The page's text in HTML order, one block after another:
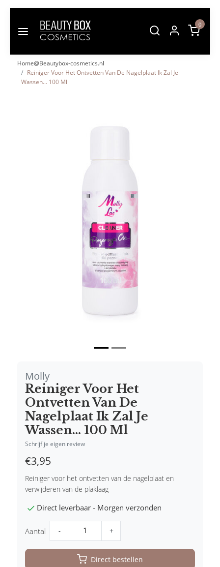
0
Home@Beautybox-cosmetics.nl
Reiniger Voor Het Ontvetten Van De Nagelplaat Ik Zal Je
Wassen... 100 Ml
Molly
Reiniger Voor Het
Ontvetten Van De
Nagelplaat Ik Zal Je
Wassen... 100 Ml
Schrijf je eigen review
€3,95
Reiniger voor het ontvetten van de nagelplaat en
verwijderen van de plaklaag
Direct leverbaar - Morgen verzonden
Aantal - +
Direct bestellen